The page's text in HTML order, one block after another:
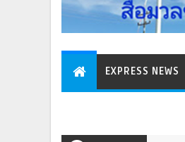
EXPRESS NEWS